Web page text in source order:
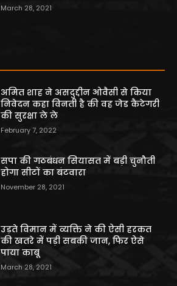
March 28, 2021
अमित शाह ने असदुद्दीन ओवैसी से किया
निवेदन कहा विनती है की वह जेड कैटेगरी
की सुरक्षा ले ले
February 7, 2022
सपा की गठबंधन सियासत में बड़ी चुनौती
होगा सीटों का बंटवारा
November 28, 2021
उड़ते विमान में व्यक्ति ने की ऐसी हरकत
की खतरे में पड़ी सबकी जान, फिर ऐसे
पाया काबू
March 28, 2021